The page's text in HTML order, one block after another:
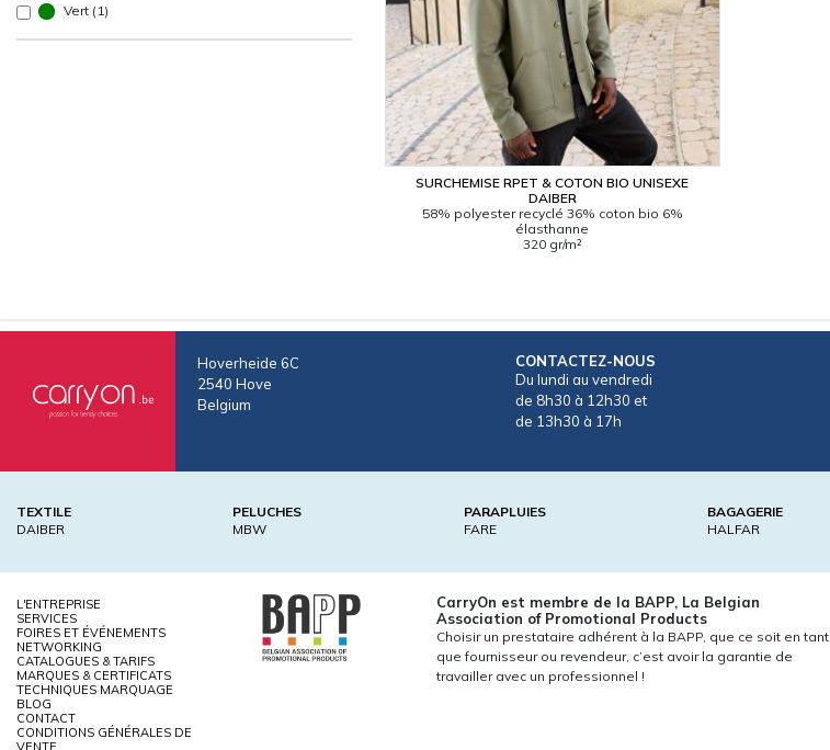
Vert (1)
SURCHEMISE RPET & COTON BIO UNISEXE
DAIBER
58% polyester recyclé 36% coton bio 6%
élasthanne
320 gr/m²
Hoverheide 6C
2540 Hove
Belgium
CONTACTEZ-NOUS
Du lundi au vendredi
de 8h30 à 12h30 et
de 13h30 à 17h
TEXTILE
DAIBER
PELUCHES
MBW
PARAPLUIES
FARE
BAGAGERIE
HALFAR
L'ENTREPRISE
SERVICES
FOIRES ET ÉVÉNEMENTS
NETWORKING
CATALOGUES & TARIFS
MARQUES & CERTIFICATS
TECHNIQUES MARQUAGE
BLOG
CONTACT
CONDITIONS GÉNÉRALES DE
CarryOn est membre de la BAPP, La Belgian
Association of Promotional Products
Choisir un prestataire adhérent à la BAPP, que ce soit en tant
que fournisseur ou revendeur, c’est avoir la garantie de
travailler avec un professionnel !